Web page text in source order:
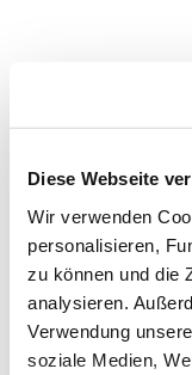
Diese Webseite
Wir verwenden
personalisieren,
zu können und die
analysieren.
Verwendung
soziale Medien,